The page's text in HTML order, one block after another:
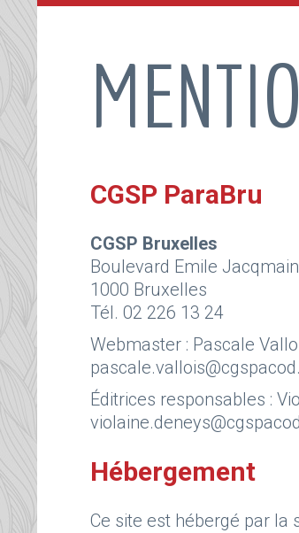
CGSP ParaBru
CGSP Bruxelles
Boulevard Emile
1000 Bruxelles
Tél. 02 226 13 24
Webmaster : Pascale
Éditrices responsables :
Hébergement
Ce site est hébergé par la